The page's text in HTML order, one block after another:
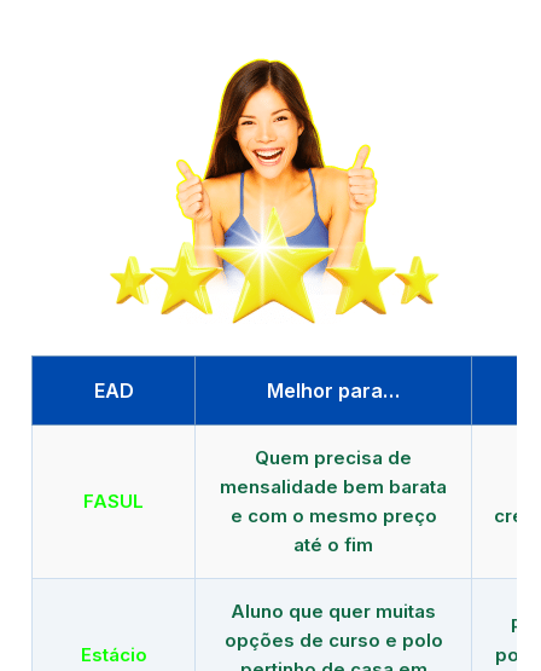
EAD Melhor para…
FASUL
Quem precisa de
mensalidade bem barata
e com o mesmo preço
até o fim
Estácio
Aluno que quer muitas
opções de curso e polo